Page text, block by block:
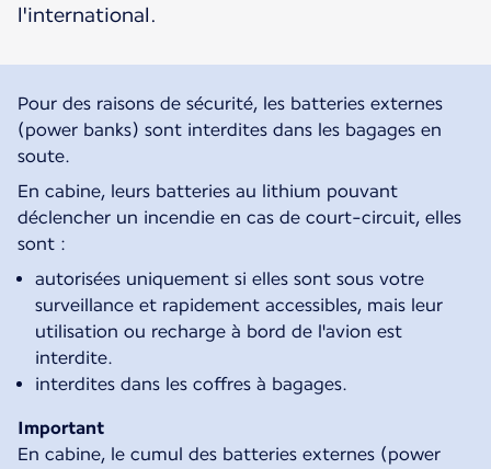
l'international.
Pour des raisons de sécurité, les batteries externes
(power banks) sont interdites dans les bagages en
soute.
En cabine, leurs batteries au lithium pouvant
déclencher un incendie en cas de court-circuit, elles
sont :
autorisées uniquement si elles sont sous votre
surveillance et rapidement accessibles, mais leur
utilisation ou recharge à bord de l'avion est
interdite.
interdites dans les coffres à bagages.
Important
En cabine, le cumul des batteries externes (power